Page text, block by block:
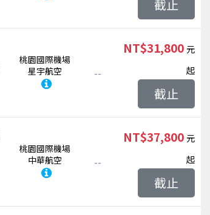
截止
桃園國際機場
星宇航空
--
NT$31,800
起
截止
桃園國際機場
中華航空
--
NT$37,800
起
截止